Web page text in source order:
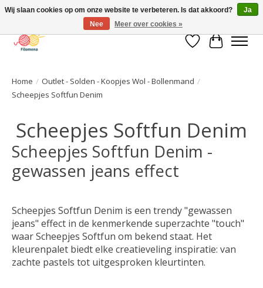
Verlanglijst
Home / Outlet - Solden - Koopjes Wol - Bollenmand /
Scheepjes Softfun Denim
Scheepjes Softfun Denim
Scheepjes Softfun Denim -
gewassen jeans effect
Scheepjes Softfun Denim is een trendy "gewassen
jeans" effect in de kenmerkende superzachte "touch"
waar Scheepjes Softfun om bekend staat. Het
kleurenpalet biedt elke creatieveling inspiratie: van
zachte pastels tot uitgesproken kleurtinten.
Wij slaan cookies op om onze website te verbeteren. Is dat akkoord?
Ja
Nee
Meer over cookies »